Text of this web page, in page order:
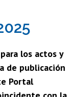
los actos y
de publicación
Portal